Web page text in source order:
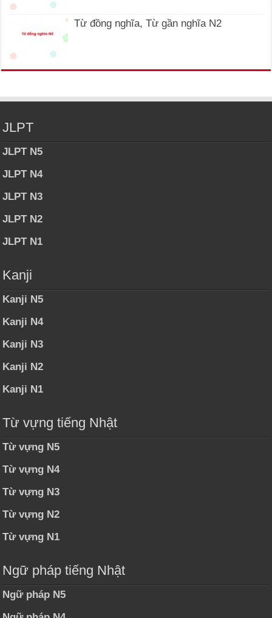
Từ đồng nghĩa, Từ gần nghĩa N2
JLPT
JLPT N5
JLPT N4
JLPT N3
JLPT N2
JLPT N1
Kanji
Kanji N5
Kanji N4
Kanji N3
Kanji N2
Kanji N1
Từ vựng tiếng Nhật
Từ vựng N5
Từ vựng N4
Từ vựng N3
Từ vựng N2
Từ vựng N1
Ngữ pháp tiếng Nhật
Ngữ pháp N5